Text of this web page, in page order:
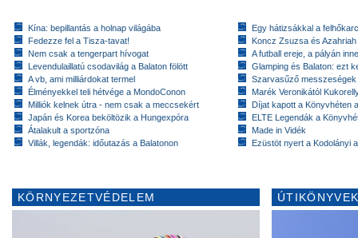
Kína: bepillantás a holnap világába
Fedezze fel a Tisza-tavat!
Nem csak a tengerpart hívogat
Levendulaillatú csodavilág a Balaton fölött
A vb, ami milliárdokat termel
Élményekkel teli hétvége a MondoConon
Milliók kelnek útra - nem csak a meccsekért
Japán és Korea beköltözik a Hungexpóra
Átalakult a sportzóna
Villák, legendák: időutazás a Balatonon
Egy hátizsákkal a
Koncz Zsuzsa és
A futball ereje, a pályán
Glamping és Balaton: ezt
Szarvasűző messzeségek
Marék Veronikától
Díjat kapott a Könyvhéten
ELTE Legendák a
Made in Vidék
Ezüstöt nyert a Kodolányi
KÖRNYEZETVÉDELEM